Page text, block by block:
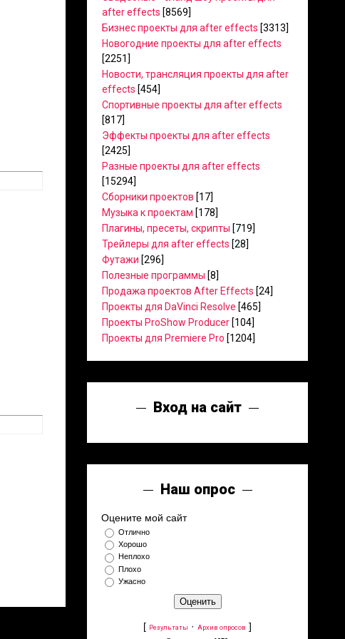
after effects [8569]
Бизнес проекты для after effects [3313]
Новогодние проекты для after effects
[2251]
Новости, трансляция проекты для after
effects [454]
Спортивные проекты для after effects
[817]
Эффекты проекты для after effects
[2425]
Разные проекты для after effects
[15294]
Сборники проектов [17]
Музыка к проектам [178]
Плагины, пресеты, скрипты [719]
Трейлеры для after effects [28]
Футажи [296]
Полезные программы [8]
Продажа проектов After Effects [24]
Проекты для DaVinci Resolve [465]
Проекты ProShow Producer [104]
Проекты для Premiere Pro [1204]
Вход на сайт
Наш опрос
Оцените мой сайт
Отлично
Хорошо
Неплохо
Плохо
Ужасно
[ Результаты · Архив опросов ]